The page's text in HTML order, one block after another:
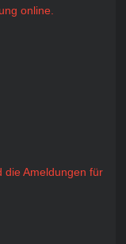
online.
die Ameldungen für